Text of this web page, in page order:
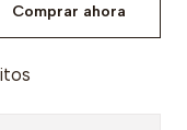
Comprar ahora